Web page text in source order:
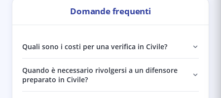
Domande frequenti
Quali sono i costi per una verifica in Civile?
Quando è necessario rivolgersi a un difensore
preparato in Civile?